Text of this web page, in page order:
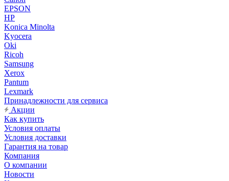
EPSON
HP
Konica Minolta
Kyocera
Oki
Ricoh
Samsung
Xerox
Pantum
Lexmark
Принадлежности для сервиса
Акции
Как купить
Условия оплаты
Условия доставки
Гарантия на товар
Компания
О компании
Новости